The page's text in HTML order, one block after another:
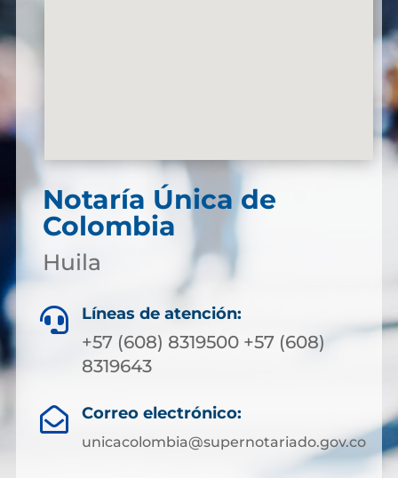
Notaría Única de
Colombia
Huila
 Líneas de atención:
+57 (608) 8319500 +57 (608)
8319643
 Correo electrónico:
unicacolombia@supernotariado.gov.co